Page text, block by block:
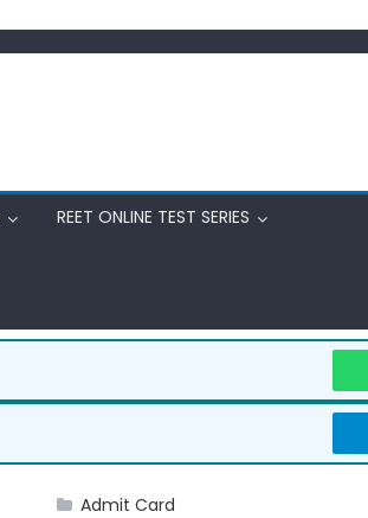
REET ONLINE TEST SERIES
Admit Card